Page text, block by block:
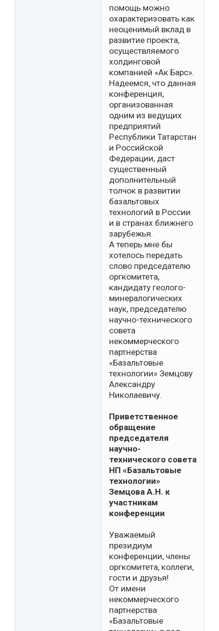
помощь можно
охарактеризовать как
неоценимый вклад в
развитие проекта,
осуществляемого
холдинговой
компанией «Ак Барс».
Надеемся, что данная
конференция,
организованная
одним из ведущих
предприятий
Республики Татарстан
и Российской
Федерации, даст
существенный
дополнительный
толчок в развитии
базальтовых
технологий в России
и в странах ближнего
зарубежья.
А теперь мне бы
хотелось передать
слово председателю
оргкомитета,
кандидату геолого-
минералогических
наук, председателю
научно-технического
совета
некоммерческого
партнерства
«Базальтовые
технологии» Земцову
Александру
Николаевичу.
Приветственное
обращение
председателя
научно-
технического совета
НП «Базальтовые
технологии»
Земцова А.Н. к
участникам
конференции
Уважаемый
президиум
конференции, члены
оргкомитета, коллеги,
гости и друзья!
От имени
некоммерческого
партнерства
«Базальтовые